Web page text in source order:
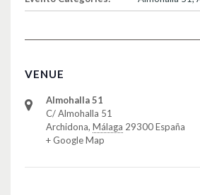
VENUE
Almohalla 51
C/ Almohalla 51
Archidona, Málaga 29300España
+ Google Map